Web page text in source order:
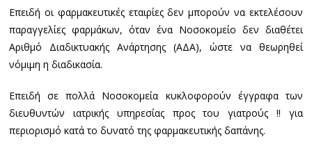
Επειδή οι φαρμακευτικές εταιρίες δεν μπορούν να εκτελέσουν
παραγγελίες φαρμάκων, όταν ένα Νοσοκομείο δεν διαθέτει
Αριθμό Διαδικτυακής Ανάρτησης (ΑΔΑ), ώστε να θεωρηθεί
νόμιμη η διαδικασία.
Επειδή σε πολλά Νοσοκομεία κυκλοφορούν έγγραφα των
διευθυντών ιατρικής υπηρεσίας προς του γιατρούς !! για
περιορισμό κατά το δυνατό της φαρμακευτικής δαπάνης.